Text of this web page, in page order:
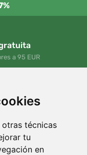
técnicas
tu
en
a 95 EUR
en cualquier momento
Leer más